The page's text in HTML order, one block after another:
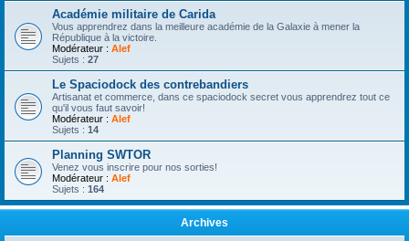
Académie militaire de Carida
Vous apprendrez dans la meilleure académie de la Galaxie à mener la
République à la victoire.
Modérateur : Alef
Sujets : 27
Le Spaciodock des contrebandiers
Artisanat et commerce, dans ce spaciodock secret vous apprendrez tout ce
qu'il vous faut savoir!
Modérateur : Alef
Sujets : 14
Planning SWTOR
Venez vous inscrire pour nos sorties!
Modérateur : Alef
Sujets : 164
Archives